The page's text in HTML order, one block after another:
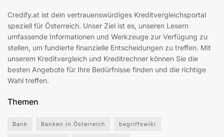
Credify.at ist dein vertrauenswürdiges Kreditvergleichsportal
speziell für Österreich. Unser Ziel ist es, unseren Lesern
umfassende Informationen und Werkzeuge zur Verfügung zu
stellen, um fundierte finanzielle Entscheidungen zu treffen. Mit
unserem Kreditvergleich und Kreditrechner können Sie die
besten Angebote für Ihre Bedürfnisse finden und die richtige
Wahl treffen.
Themen
Bank Banken in Österreich begriffswiki